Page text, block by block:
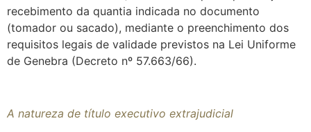
recebimento da quantia indicada no documento
(tomador ou sacado), mediante o preenchimento dos
requisitos legais de validade previstos na Lei Uniforme
de Genebra (Decreto nº 57.663/66).
A natureza de título executivo extrajudicial